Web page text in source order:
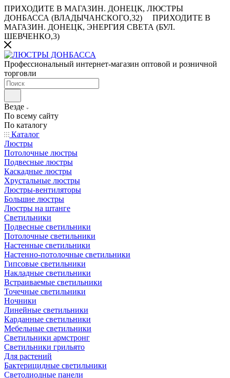
ПРИХОДИТЕ В МАГАЗИН. ДОНЕЦК, ЛЮСТРЫ
ДОНБАССА (ВЛАДЫЧАНСКОГО,32)
ПРИХОДИТЕ В
МАГАЗИН. ДОНЕЦК, ЭНЕРГИЯ СВЕТА (БУЛ.
ШЕВЧЕНКО,3)
Профессиональный интернет-магазин оптовой и розничной
торговли
Везде
По всему сайту
По каталогу
Каталог
Люстры
Потолочные люстры
Подвесные люстры
Каскадные люстры
Хрустальные люстры
Люстры-вентиляторы
Большие люстры
Люстры на штанге
Светильники
Подвесные светильники
Потолочные светильники
Настенные светильники
Настенно-потолочные светильники
Гипсовые светильники
Накладные светильники
Встраиваемые светильники
Точечные светильники
Ночники
Линейные светильники
Карданные светильники
Мебельные светильники
Светильники армстронг
Светильники грильято
Для растений
Бактерицидные светильники
Светодиодные панели